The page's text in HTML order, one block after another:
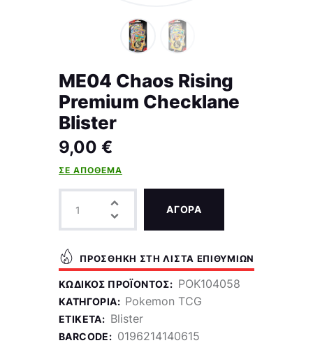
ME04 Chaos Rising
Premium Checklane
Blister
9,00 €
ΣΕ ΑΠΌΘΕΜΑ
ΑΓΟΡΑ
ΠΡΟΣΘΉΚΗ ΣΤΗ ΛΊΣΤΑ ΕΠΙΘΥΜΙΏΝ
ΚΩΔΙΚΌΣ ΠΡΟΪΌΝΤΟΣ: POK104058
ΚΑΤΗΓΟΡΊΑ: Pokemon TCG
ΕΤΙΚΈΤΑ: Blister
BARCODE: 0196214140615